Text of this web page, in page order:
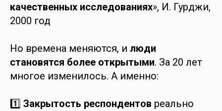
качественных исследованиях», И. Гурджи,
2000 год
Но времена меняются, и люди
становятся более открытыми. За 20 лет
многое изменилось. А именно:
1️⃣ Закрытость респондентов реально